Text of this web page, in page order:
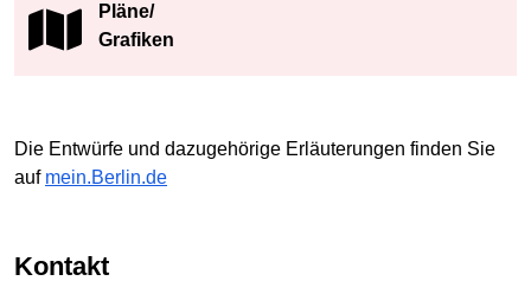
Pläne/
Grafiken
Die Entwürfe und dazugehörige Erläuterungen finden Sie
auf mein.Berlin.de
Kontakt